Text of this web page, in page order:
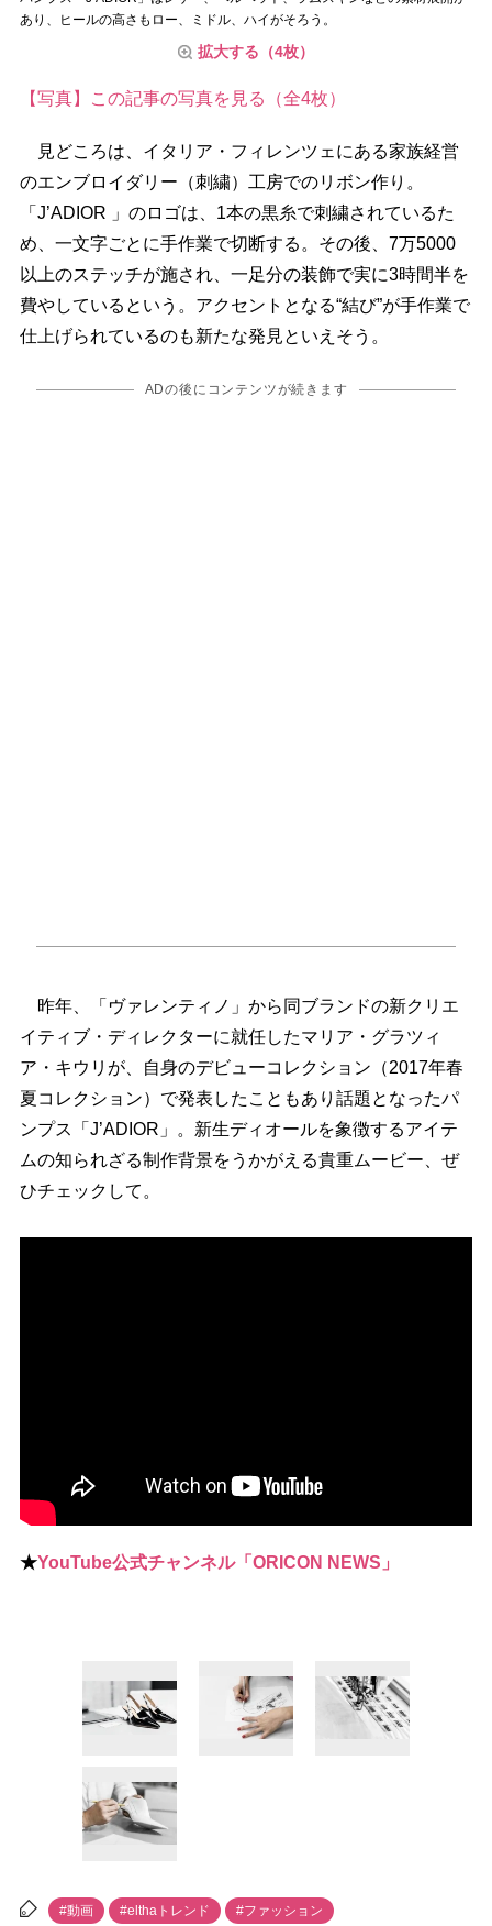
あり、ヒールの高さもロー、ミドル、ハイがそろう。
拡大する（4枚）
【写真】この記事の写真を見る（全4枚）
見どころは、イタリア・フィレンツェにある家族経営
のエンブロイダリー（刺繍）工房でのリボン作り。
「J’ADIOR 」のロゴは、1本の黒糸で刺繍されているた
め、一文字ごとに手作業で切断する。その後、7万5000
以上のステッチが施され、一足分の装飾で実に3時間半を
費やしているという。アクセントとなる“結び”が手作業で
仕上げられているのも新たな発見といえそう。
ADの後にコンテンツが続きます
昨年、「ヴァレンティノ」から同ブランドの新クリエ
イティブ・ディレクターに就任したマリア・グラツィ
ア・キウリが、自身のデビューコレクション（2017年春
夏コレクション）で発表したこともあり話題となったパ
ンプス「J’ADIOR」。新生ディオールを象徴するアイテ
ムの知られざる制作背景をうかがえる貴重ムービー、ぜ
ひチェックして。
★YouTube公式チャンネル「ORICON NEWS」
#動画 #elthaトレンド #ファッション